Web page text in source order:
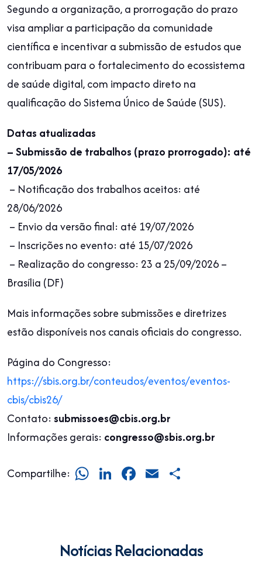
Segundo a organização, a prorrogação do prazo
visa ampliar a participação da comunidade
científica e incentivar a submissão de estudos que
contribuam para o fortalecimento do ecossistema
de saúde digital, com impacto direto na
qualificação do Sistema Único de Saúde (SUS).
Datas atualizadas
– Submissão de trabalhos (prazo prorrogado): até
17/05/2026
– Notificação dos trabalhos aceitos: até
28/06/2026
– Envio da versão final: até 19/07/2026
– Inscrições no evento: até 15/07/2026
– Realização do congresso: 23 a 25/09/2026 –
Brasília (DF)
Mais informações sobre submissões e diretrizes
estão disponíveis nos canais oficiais do congresso.
Página do Congresso:
https://sbis.org.br/conteudos/eventos/eventos-
cbis/cbis26/
Contato: submissoes@cbis.org.br
Informações gerais: congresso@sbis.org.br
Compartilhe: WhatsApp
LinkedIn
Facebook
Email
Notícias Relacionadas